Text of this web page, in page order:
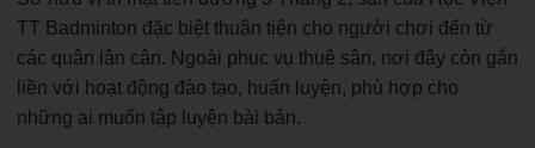
TT Badminton đặc biệt thuận tiện cho người chơi đến từ
các quận lân cận. Ngoài phục vụ thuê sân, nơi đây còn gắn
liền với hoạt động đào tạo, huấn luyện, phù hợp cho
những ai muốn tập luyện bài bản.